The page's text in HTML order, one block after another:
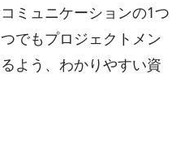
ミュニケーションの1つ
でもプロジェクトメン
よう、わかりやすい資